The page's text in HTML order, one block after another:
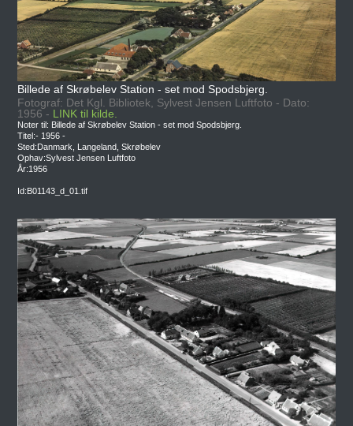
Billede af Skrøbelev Station - set mod Spodsbjerg.
Fotograf: Det Kgl. Bibliotek, Sylvest Jensen Luftfoto - Dato:
1956 - LINK til kilde.
Noter til: Billede af Skrøbelev Station - set mod Spodsbjerg.
Titel:- 1956 -
Sted:Danmark, Langeland, Skrøbelev
Ophav:Sylvest Jensen Luftfoto
År:1956
Id:B01143_d_01.tif